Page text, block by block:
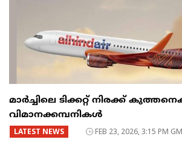
മാർച്ചിലെ ടിക്കറ്റ് നിരക്ക്
വിമാനക്കമ്പനികൾ
LATEST NEWS FEB 23, 2026, 3:15 PM